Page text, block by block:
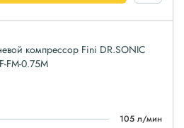
компрессор Fini DR.SONIC
FM-0.75M
105 л/мин